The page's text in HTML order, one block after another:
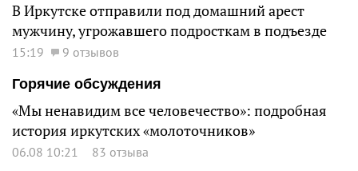
В Иркутске отправили под домашний арест
мужчину, угрожавшего подросткам в подъезде
15:19
9 отзывов
Горячие обсуждения
«Мы ненавидим все человечество»: подробная
история иркутских «молоточников»
06.08 10:21 83 отзыва